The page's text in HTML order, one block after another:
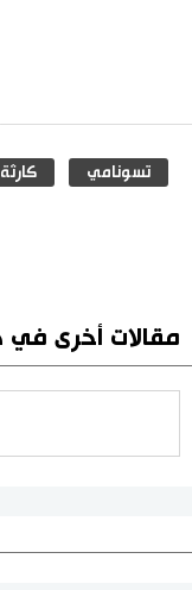
تسونامي كارثة
مقالات أخرى في